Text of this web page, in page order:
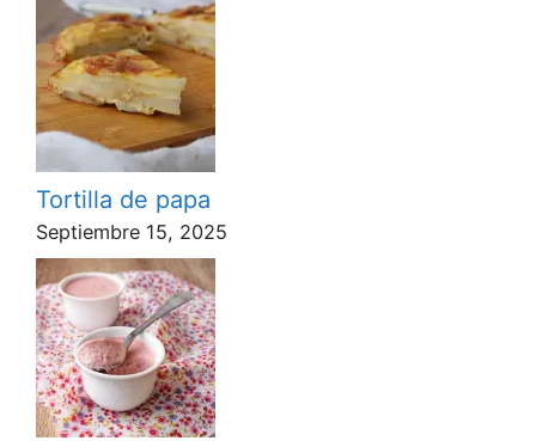
Tortilla de papa
Septiembre 15, 2025